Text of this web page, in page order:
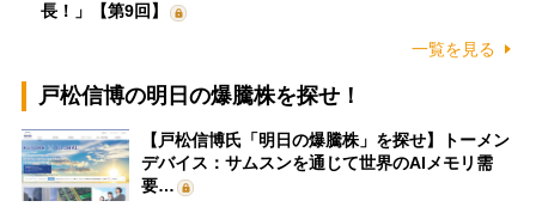
長！」【第9回】
一覧を見る
戸松信博の明日の爆騰株を探せ！
【戸松信博氏「明日の爆騰株」を探せ】トーメン
デバイス：サムスンを通じて世界のAIメモリ需
要…